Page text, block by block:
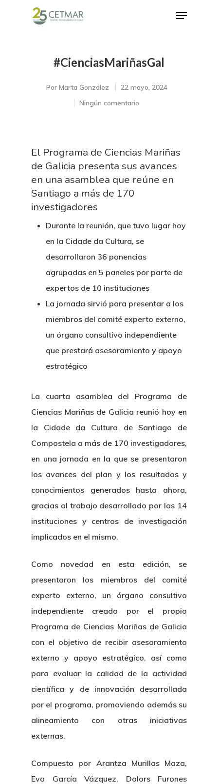
Hit enter to search or ESC to close
#CienciasMariñasGal
Por Marta González
22 mayo, 2024
Ningún comentario
El Programa de Ciencias Mariñas
de Galicia presenta sus avances
en una asamblea que reúne en
Santiago a más de 170
investigadores
Durante la reunión, que tuvo lugar hoy
en la Cidade da Cultura, se
desarrollaron 36 ponencias
agrupadas en 5 paneles por parte de
expertos de 10 instituciones
La jornada sirvió para presentar a los
miembros del comité experto externo,
un órgano consultivo independiente
que prestará asesoramiento y apoyo
estratégico
La cuarta asamblea del Programa de
Ciencias Mariñas de Galicia reunió hoy en
la Cidade da Cultura de Santiago de
Compostela a más de 170 investigadores,
en una jornada en la que se presentaron
los avances del plan y los resultados y
conocimientos generados hasta ahora,
gracias al trabajo desarrollado por las 14
instituciones y centros de investigación
implicados en el mismo.
Como novedad en esta edición, se
presentaron los miembros del comité
experto externo, un órgano consultivo
independiente creado por el propio
Programa de Ciencias Mariñas de Galicia
con el objetivo de recibir asesoramiento
externo y apoyo estratégico, así como
para evaluar la calidad de la actividad
científica y de innovación desarrollada
por el programa, promoviendo además su
alineamiento con otras iniciativas
externas.
Compuesto por Arantza Murillas Maza,
Eva García Vázquez, Dolors Furones